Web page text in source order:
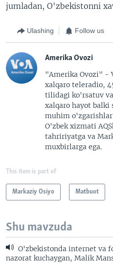
jumladan, O'zbekistonni
Ulashing Follow us
Amerika Ovozi
"Amerika Ovozi" -
xalqaro teleradio,
tilidagi ko'rsatuv
xalqaro hayot balki
muhim
O'zbek xizmati
tahririyatga va
muxbirlarga ega.
This item is part of
Markaziy Osiyo Matbuot
Shu mavzuda
O'zbekistonda internet va
nazorat kuchaygan, Malik